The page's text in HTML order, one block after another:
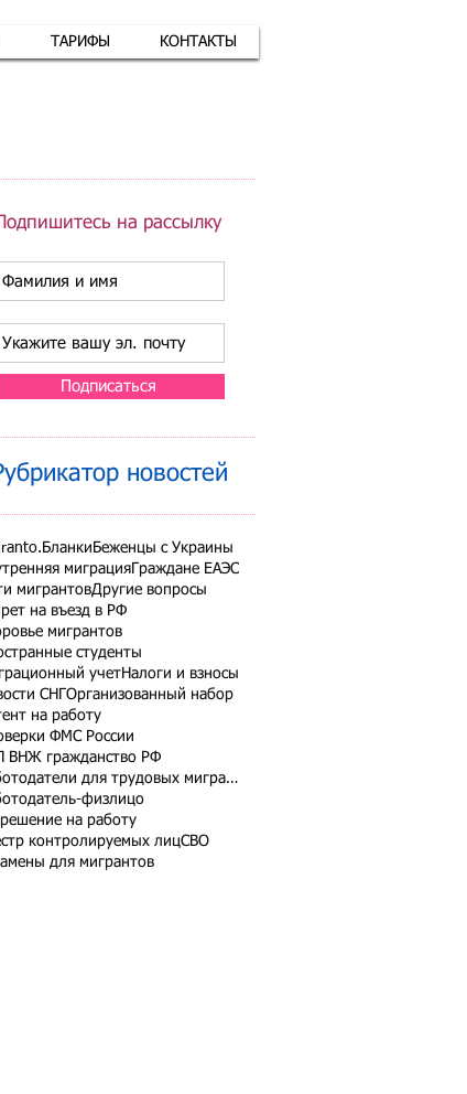
ТАРИФЫ КОНТАКТЫ
Подпишитесь на рассылку
Подписаться
новостей
Беженцы с Украины
миграция Граждане ЕАЭС
мигрантовДругие вопросы
на въезд в РФ
мигрантов
студенты
учетНалоги и взносы
СНГ Организованный набор
на работу
ФМС России
ВНЖ гражданство РФ
Работодатели для трудовых мигрантов
физлицо
на работу
контролируемых лицСВО
для мигрантов